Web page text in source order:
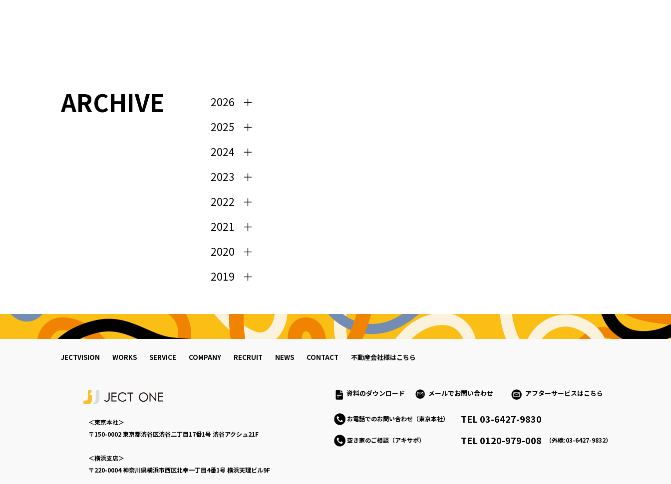
ARCHIVE
2026
2025
2024
2023
2022
2021
2020
2019
JECTVISION WORKS SERVICE COMPANY RECRUIT NEWS CONTACT 不動産会社様はこちら
＜東京本社＞
〒150-0002東京都渋谷区渋谷二丁目17番1号 渋谷アクシュ21F
＜横浜支店＞
〒220-0004神奈川県横浜市西区北幸一丁目4番1号 横浜天理ビル9F
資料のダウンロード メールでお問い合わせ アフターサービスはこちら
お電話でのお問い合わせ（東京本社） TEL 03-6427-9830
空き家のご相談（アキサポ） TEL 0120-979-008 （外線:03-6427-9832）